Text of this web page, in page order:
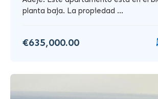
planta baja. La propiedad ...
€635,000.00